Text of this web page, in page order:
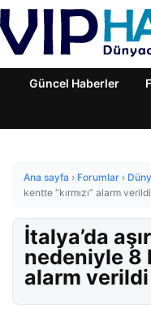
Güncel Haberler
Ana sayfa › Forumlar ›
kentte “kırmızı” alarm verildi
İtalya’da
nedeniyle 8
alarm verildi